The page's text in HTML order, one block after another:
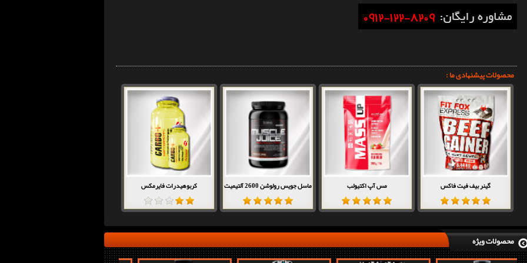
محصولات پیشنهادی ما :
گینر بیف فیت فاکس مس آپ اکتیولب ماسل جویس رولوشن 2600 آلتیمیت کربوهیدرات فایرمکس
محصولات ویژه